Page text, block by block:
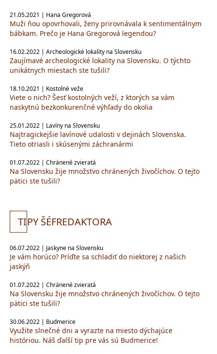
21.05.2021 | Hana Gregorová
Muži ňou opovrhovali, ženy prirovnávala k sentimentálnym
bábkam. Prečo je Hana Gregorová legendou?
16.02.2022 | Archeologické lokality na Slovensku
Zaujímavé archeologické lokality na Slovensku. O týchto
unikátnych miestach ste tušili?
18.10.2021 | Kostolné veže
Viete o nich? Šesť kostolných veží, z ktorých sa vám
naskytnú bezkonkurenčné výhľady do okolia
25.01.2022 | Lavíny na Slovensku
Najtragickejšie lavínové udalosti v dejinách Slovenska.
Tieto otriasli i skúsenými záchranármi
01.07.2022 | Chránené zvieratá
Na Slovensku žije množstvo chránených živočíchov. O tejto
pätici ste tušili?
TIPY ŠÉFREDAKTORA
06.07.2022 | Jaskyne na Slovensku
Je vám horúco? Príďte sa schladiť do niektorej z našich
jaskýň
01.07.2022 | Chránené zvieratá
Na Slovensku žije množstvo chránených živočíchov. O tejto
pätici ste tušili?
30.06.2022 | Budmerice
Využite slnečné dni a vyrazte na miesto dýchajúce
históriou. Náš ďalší tip pre vás sú Budmerice!